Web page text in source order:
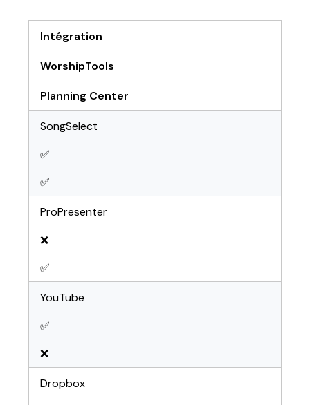
Intégration
WorshipTools
Planning Center
SongSelect
✅
✅
ProPresenter
❌
✅
YouTube
✅
❌
Dropbox